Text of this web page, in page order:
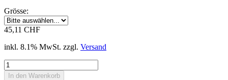
Grösse:
45,11 CHF
inkl. 8.1% MwSt. zzgl. Versand